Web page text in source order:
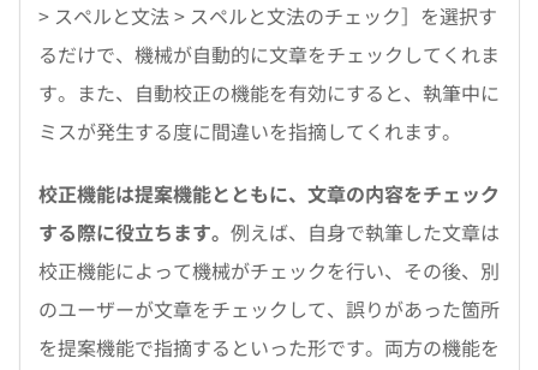
> スペルと文法 > スペルと文法のチェック］を選択す
るだけで、機械が自動的に文章をチェックしてくれま
す。また、自動校正の機能を有効にすると、執筆中に
ミスが発生する度に間違いを指摘してくれます。
校正機能は提案機能とともに、文章の内容をチェック
する際に役立ちます。 例えば、自身で執筆した文章は
校正機能によって機械がチェックを行い、その後、別
のユーザーが文章をチェックして、誤りがあった箇所
を提案機能で指摘するといった形です。両方の機能を